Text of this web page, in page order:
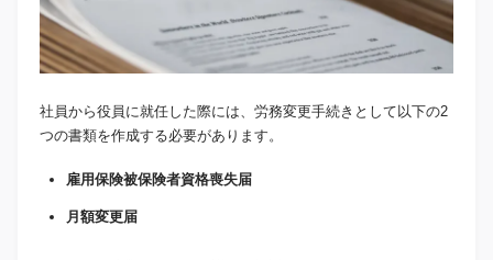
社員から役員に就任した際には、労務変更手続きとして以下の2
つの書類を作成する必要があります。
雇用保険被保険者資格喪失届
月額変更届